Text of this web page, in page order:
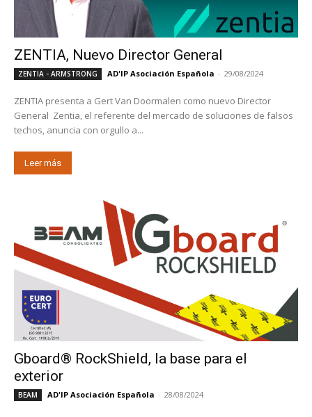
ZENTIA, Nuevo Director General
ZENTIA - ARMSTRONG AD'IP Asociación Española - 29/08/2024
ZENTIA presenta a Gert Van Doormalen como nuevo Director
General Zentia, el referente del mercado de soluciones de falsos
techos, anuncia con orgullo a...
Leer más
Gboard® RockShield, la base para el
exterior
BEAM AD'IP Asociación Española - 28/08/2024